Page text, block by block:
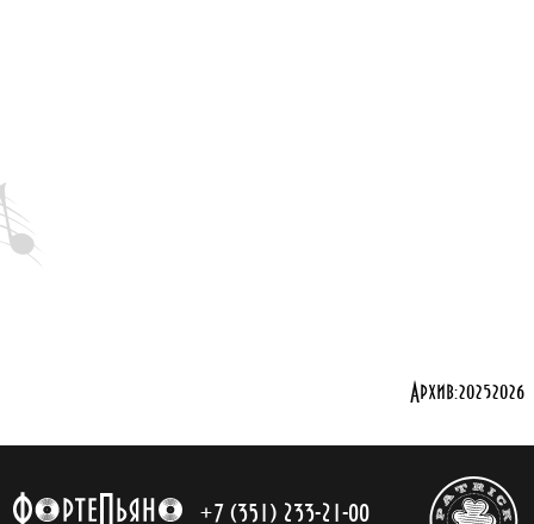
Архив:20252026
+7 (351) 233-21-00